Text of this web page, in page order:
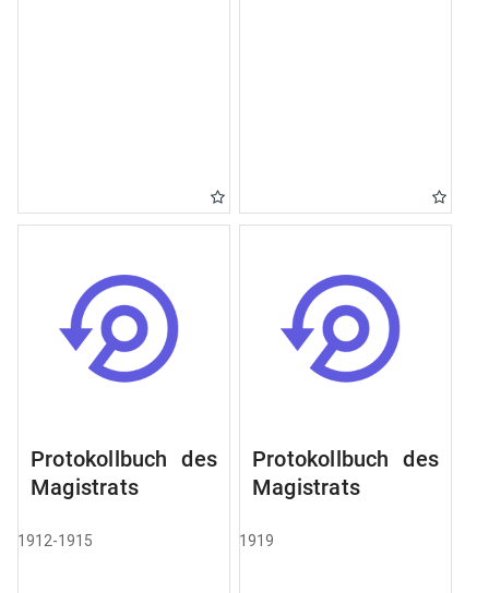
Protokollbuch des
Magistrats
1912-1915
Protokollbuch des
Magistrats
1919